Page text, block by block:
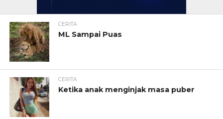
CERITA
ML Sampai Puas
CERITA
Ketika anak menginjak masa puber